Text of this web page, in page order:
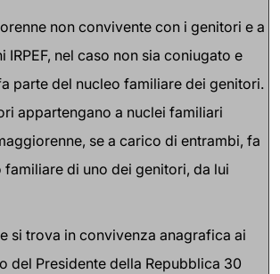
non convivente con i genitori e a
IRPEF, nel caso non sia coniugato e
parte del nucleo familiare dei genitori.
appartengano a nuclei familiari
se a carico di entrambi, fa
familiare di uno dei genitori, da lui
si trova in convivenza anagrafica ai
del Presidente della Repubblica 30